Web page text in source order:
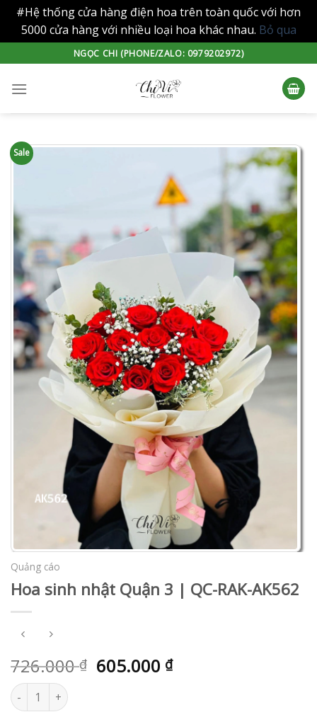
#Hệ thống cửa hàng điện hoa trên toàn quốc với hơn
5000 cửa hàng với nhiều loại hoa khác nhau. Bỏ qua
to
content
NGỌC CHI (PHONE/ZALO: 0979202972)
Sale
Quảng cáo
Hoa sinh nhật Quận 3 | QC-RAK-AK562
726.000₫ 605.000 ₫
Hoa sinh nhật Quận 3 | QC-RAK-AK562 số lượng